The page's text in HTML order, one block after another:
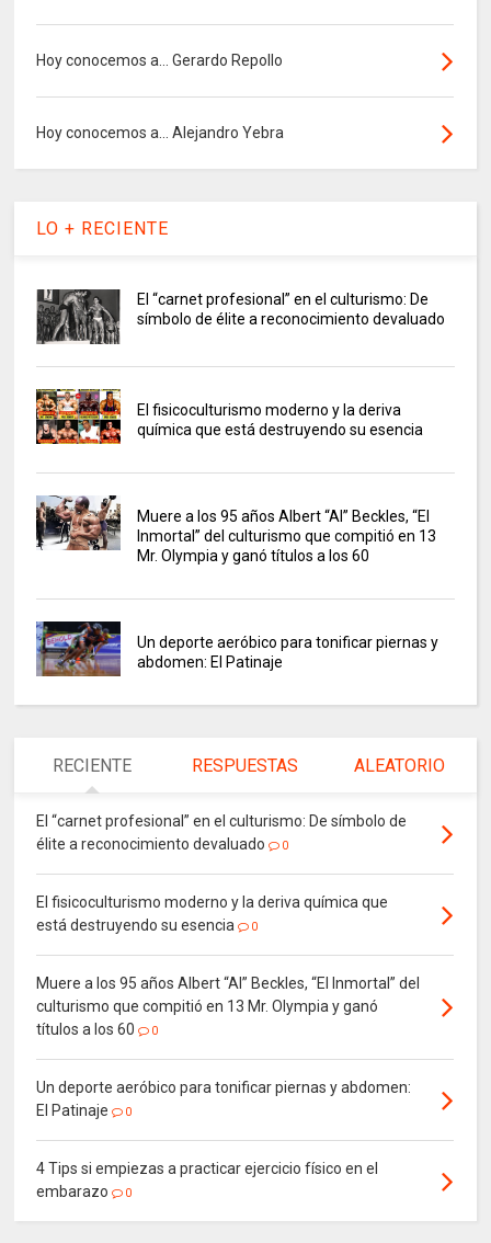
Hoy conocemos a... Gerardo Repollo
Hoy conocemos a... Alejandro Yebra
LO + RECIENTE
El “carnet profesional” en el culturismo: De
símbolo de élite a reconocimiento devaluado
El fisicoculturismo moderno y la deriva
química que está destruyendo su esencia
Muere a los 95 años Albert “Al” Beckles, “El
Inmortal” del culturismo que compitió en 13
Mr. Olympia y ganó títulos a los 60
Un deporte aeróbico para tonificar piernas y
abdomen: El Patinaje
RECIENTE RESPUESTAS ALEATORIO
El “carnet profesional” en el culturismo: De símbolo de
élite a reconocimiento devaluado
0
El fisicoculturismo moderno y la deriva química que
está destruyendo su esencia
0
Muere a los 95 años Albert “Al” Beckles, “El Inmortal” del
culturismo que compitió en 13 Mr. Olympia y ganó
títulos a los 60
0
Un deporte aeróbico para tonificar piernas y abdomen:
El Patinaje
0
4 Tips si empiezas a practicar ejercicio físico en el
embarazo
0